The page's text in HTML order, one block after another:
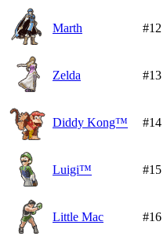
Marth #12
Zelda #13
Diddy Kong™ #14
Luigi™ #15
Little Mac #16